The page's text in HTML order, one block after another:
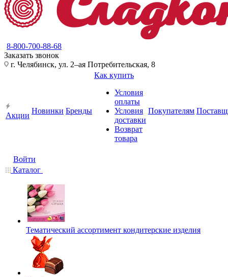
8-800-700-88-68
Заказать звонок
г. Челябинск, ул. 2–ая Потребительская, 8
Акции
Новинки Бренды
Как купить
Условия
оплаты
Условия
доставки
Возврат
товара
Покупателям
Войти
Каталог
Тематический ассортимент кондитерские изделия